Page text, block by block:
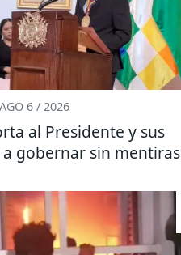
6 / 2026
al Presidente y sus
gobernar sin mentiras